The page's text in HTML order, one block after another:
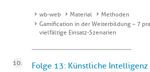
wb-web Material
Methoden
Gamification in der Weiterbildung – 7
vielfältige Einsatz-Szenarien
Folge 13: Künstliche Intelligenz